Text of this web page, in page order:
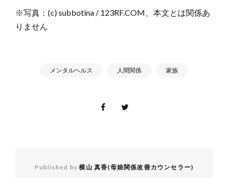
※写真：(c) subbotina / 123RF.COM、本文とは関係あ
りません
メンタルヘルス 人間関係 家族
Published by 横山 真香(母娘関係改善カウンセラー)